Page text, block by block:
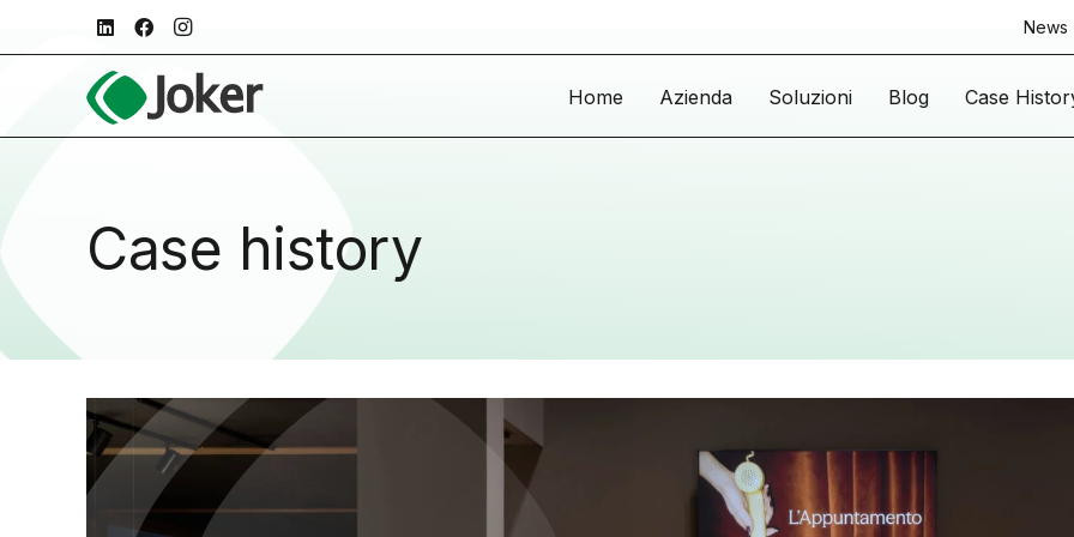
News
Home Azienda Soluzioni Blog Case
Case history